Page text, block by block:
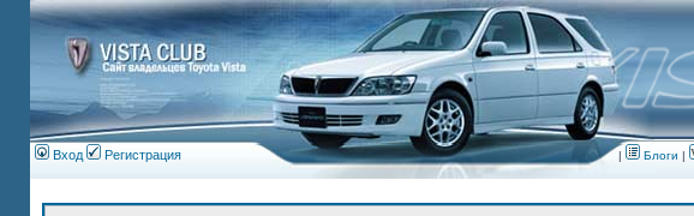
Вход Регистрация | Блоги |